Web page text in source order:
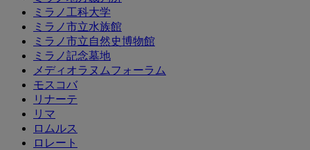
ミラノ工科大学
ミラノ市立水族館
ミラノ市立自然史博物館
ミラノ記念墓地
メディオラヌムフォーラム
モスコバ
リナーテ
リマ
ロムルス
ロレート